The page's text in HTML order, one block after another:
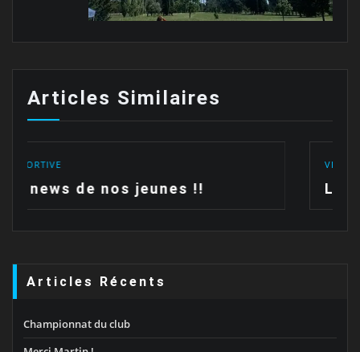
Articles Similaires
Les polos sont arrivées !!
Articles Récents
Championnat du club